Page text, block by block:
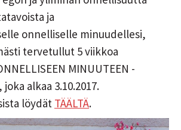
ja
onnelliselle minuudellesi,
tervetullut 5 viikkoa
MINUUTEEN -
alkaa 3.10.2017.
löydät TÄÄLTÄ.